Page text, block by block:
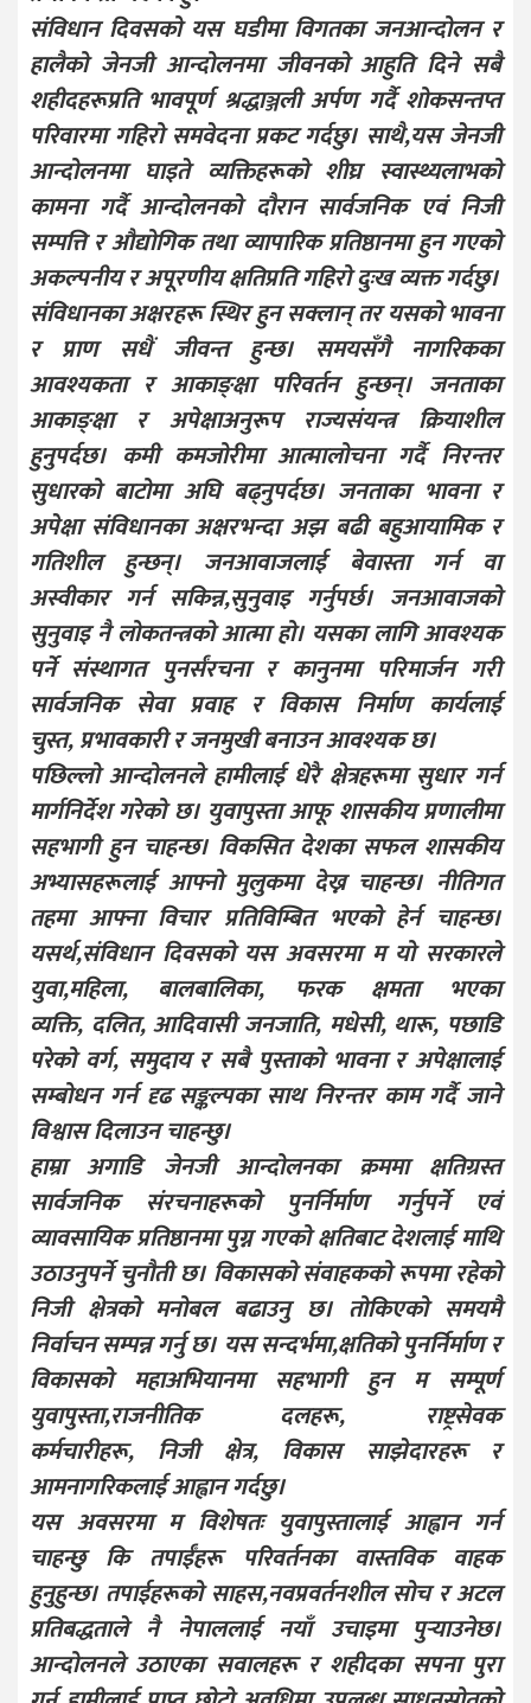
संविधान दिवसको यस घडीमा विगतका जनआन्दोलन र
हालैको जेनजी आन्दोलनमा जीवनको आहुति दिने सबै
शहीदहरूप्रति भावपूर्ण श्रद्धाञ्जली अर्पण गर्दै शोकसन्तप्त
परिवारमा गहिरो समवेदना प्रकट गर्दछु। साथै,यस जेनजी
आन्दोलनमा घाइते व्यक्तिहरूको शीघ्र स्वास्थ्यलाभको
कामना गर्दै आन्दोलनको दौरान सार्वजनिक एवं निजी
सम्पत्ति र औद्योगिक तथा व्यापारिक प्रतिष्ठानमा हुन गएको
अकल्पनीय र अपूरणीय क्षतिप्रति गहिरो दुःख व्यक्त गर्दछु।
संविधानका अक्षरहरू स्थिर हुन सक्लान् तर यसको भावना
र प्राण सधैं जीवन्त हुन्छ। समयसँगै नागरिकका
आवश्यकता र आकाङ्क्षा परिवर्तन हुन्छन्। जनताका
आकाङ्क्षा र अपेक्षाअनुरूप राज्यसंयन्त्र क्रियाशील
हुनुपर्दछ। कमी कमजोरीमा आत्मालोचना गर्दै निरन्तर
सुधारको बाटोमा अघि बढ्नुपर्दछ। जनताका भावना र
अपेक्षा संविधानका अक्षरभन्दा अझ बढी बहुआयामिक र
गतिशील हुन्छन्। जनआवाजलाई बेवास्ता गर्न वा
अस्वीकार गर्न सकिन्न,सुनुवाइ गर्नुपर्छ। जनआवाजको
सुनुवाइ नै लोकतन्त्रको आत्मा हो। यसका लागि आवश्यक
पर्ने संस्थागत पुनर्संरचना र कानुनमा परिमार्जन गरी
सार्वजनिक सेवा प्रवाह र विकास निर्माण कार्यलाई
चुस्त, प्रभावकारी र जनमुखी बनाउन आवश्यक छ।
पछिल्लो आन्दोलनले हामीलाई धेरै क्षेत्रहरूमा सुधार गर्न
मार्गनिर्देश गरेको छ। युवापुस्ता आफू शासकीय प्रणालीमा
सहभागी हुन चाहन्छ। विकसित देशका सफल शासकीय
अभ्यासहरूलाई आफ्नो मुलुकमा देख्न चाहन्छ। नीतिगत
तहमा आफ्ना विचार प्रतिविम्बित भएको हेर्न चाहन्छ।
यसर्थ,संविधान दिवसको यस अवसरमा म यो सरकारले
युवा,महिला, बालबालिका, फरक क्षमता भएका
व्यक्ति, दलित, आदिवासी जनजाति, मधेसी, थारू, पछाडि
परेको वर्ग, समुदाय र सबै पुस्ताको भावना र अपेक्षालाई
सम्बोधन गर्न दृढ सङ्कल्पका साथ निरन्तर काम गर्दै जाने
विश्वास दिलाउन चाहन्छु।
हाम्रा अगाडि जेनजी आन्दोलनका क्रममा क्षतिग्रस्त
सार्वजनिक संरचनाहरूको पुनर्निर्माण गर्नुपर्ने एवं
व्यावसायिक प्रतिष्ठानमा पुग्न गएको क्षतिबाट देशलाई माथि
उठाउनुपर्ने चुनौती छ। विकासको संवाहकको रूपमा रहेको
निजी क्षेत्रको मनोबल बढाउनु छ। तोकिएको समयमै
निर्वाचन सम्पन्न गर्नु छ। यस सन्दर्भमा,क्षतिको पुनर्निर्माण र
विकासको महाअभियानमा सहभागी हुन म सम्पूर्ण
युवापुस्ता,राजनीतिक दलहरू, राष्ट्रसेवक
कर्मचारीहरू, निजी क्षेत्र, विकास साझेदारहरू र
आमनागरिकलाई आह्वान गर्दछु।
यस अवसरमा म विशेषतः युवापुस्तालाई आह्वान गर्न
चाहन्छु कि तपाईँहरू परिवर्तनका वास्तविक वाहक
हुनुहुन्छ। तपाईहरूको साहस,नवप्रवर्तनशील सोच र अटल
प्रतिबद्धताले नै नेपाललाई नयाँ उचाइमा पुर्‍याउनेछ।
आन्दोलनले उठाएका सवालहरू र शहीदका सपना पुरा